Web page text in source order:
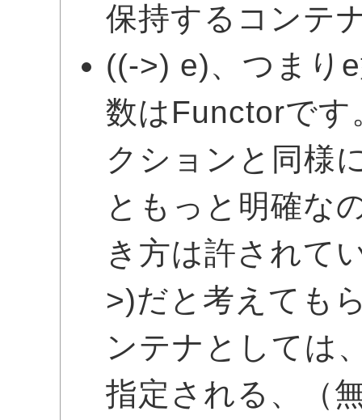
保持するコンテ
((->) e)、つまり
数はFunctorで
クションと同様
ともっと明確な
き方は許されて
>)だと考えても
ンテナとしては
指定される、（